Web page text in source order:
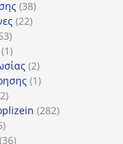
προϊόντα
3838
προϊόντα
2222
53
προϊόντα
11
προϊόν
22
προϊόντα
11
22
προϊόντα282282
65
προϊόντα
3636